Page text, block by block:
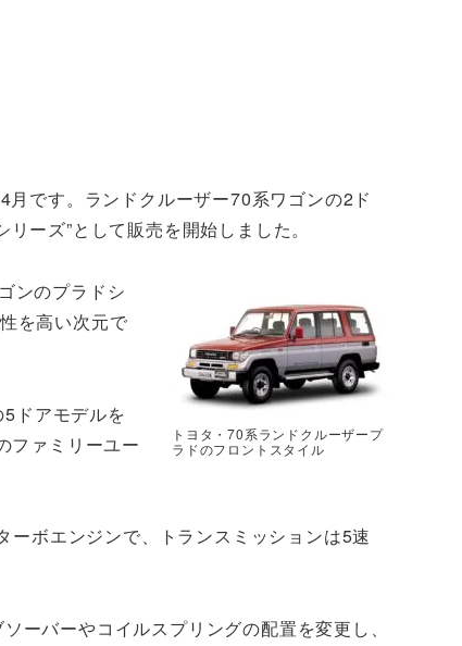
です。ランドクルーザー70系ワゴンの2ド
ーズ”として販売を開始しました。
トヨタ・70系ランドクルーザープ
ラドのフロントスタイル
ンのプラドシ
を高い次元で
ドアモデルを
ファミリーユー
ボエンジンで、トランスミッションは5速
ーバーやコイルスプリングの配置を変更し、